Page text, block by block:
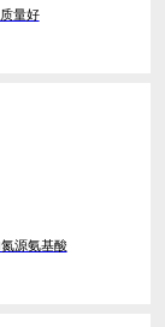
量好
源氨基酸